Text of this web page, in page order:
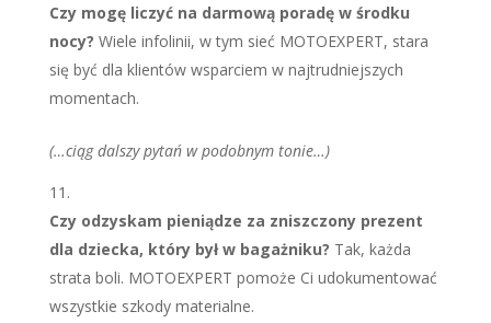
Czy mogę liczyć na darmową poradę w środku
nocy? Wiele infolinii, w tym sieć MOTOEXPERT, stara
się być dla klientów wsparciem w najtrudniejszych
momentach.
(…ciąg dalszy pytań w podobnym tonie…)
Czy odzyskam pieniądze za zniszczony prezent
dla dziecka, który był w bagażniku? Tak, każda
strata boli. MOTOEXPERT pomoże Ci udokumentować
wszystkie szkody materialne.